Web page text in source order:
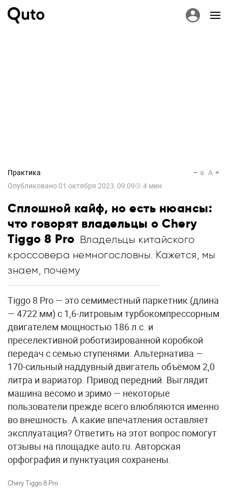
Практика
Опубликовано 01 октября 2023, 09:09 4 мин.
a A
Сплошной кайф, но есть нюансы:
что говорят владельцы о Chery
Tiggo 8 Pro Владельцы китайского
кроссовера немногословны. Кажется, мы
знаем, почему
Tiggo 8 Pro — это семиместный паркетник (длина
— 4722 мм) с 1,6-литровым турбокомпрессорным
двигателем мощностью 186 л.с. и
преселективной роботизированной коробкой
передач с семью ступенями. Альтернатива —
170-сильный наддувный двигатель объёмом 2,0
литра и вариатор. Привод передний. Выглядит
машина весомо и зримо — некоторые
пользователи прежде всего влюбляются именно
во внешность. А какие впечатления оставляет
эксплуатация? Ответить на этот вопрос помогут
отзывы на площадке auto.ru. Авторская
орфография и пунктуация сохранены.
Chery Tiggo 8 Pro